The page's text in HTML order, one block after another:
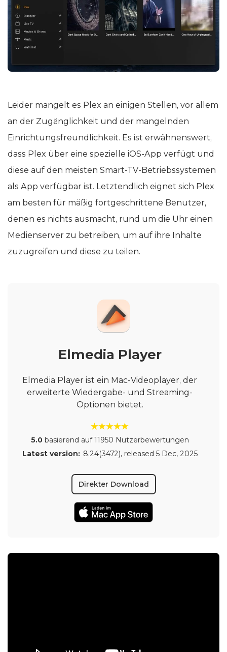
Leider mangelt es Plex an einigen Stellen, vor allem
an der Zugänglichkeit und der mangelnden
Einrichtungsfreundlichkeit. Es ist erwähnenswert,
dass Plex über eine spezielle iOS-App verfügt und
diese auf den meisten Smart-TV-Betriebssystemen
als App verfügbar ist. Letztendlich eignet sich Plex
am besten für mäßig fortgeschrittene Benutzer,
denen es nichts ausmacht, rund um die Uhr einen
Medienserver zu betreiben, um auf ihre Inhalte
zuzugreifen und diese zu teilen.
Elmedia Player
Elmedia Player ist ein Mac-Videoplayer, der
erweiterte Wiedergabe- und Streaming-
Optionen bietet.
5.0 basierend auf 11950 Nutzerbewertungen
Latest version: 8.24(3472), released 5 Dec, 2025
Direkter Download